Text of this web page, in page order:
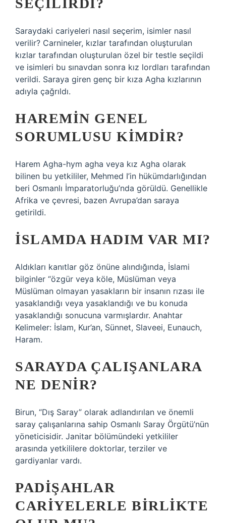
SEÇILIRDI?
Saraydaki cariyeleri nasıl seçerim, isimler nasıl
verilir? Carnineler, kızlar tarafından oluşturulan
kızlar tarafından oluşturulan özel bir testle seçildi
ve isimleri bu sınavdan sonra kız lordları tarafından
verildi. Saraya giren genç bir kıza Agha kızlarının
adıyla çağrıldı.
HAREMIN GENEL
SORUMLUSU KIMDIR?
Harem Agha-hym agha veya kız Agha olarak
bilinen bu yetkililer, Mehmed I’in hükümdarlığından
beri Osmanlı İmparatorluğu’nda görüldü. Genellikle
Afrika ve çevresi, bazen Avrupa’dan saraya
getirildi.
İSLAMDA HADIM VAR MI?
Aldıkları kanıtlar göz önüne alındığında, İslami
bilginler “özgür veya köle, Müslüman veya
Müslüman olmayan yasakların bir insanın rızası ile
yasaklandığı veya yasaklandığı ve bu konuda
yasaklandığı sonucuna varmışlardır. Anahtar
Kelimeler: İslam, Kur’an, Sünnet, Slaveei, Eunauch,
Haram.
SARAYDA ÇALIŞANLARA
NE DENIR?
Birun, “Dış Saray” olarak adlandırılan ve önemli
saray çalışanlarına sahip Osmanlı Saray Örgütü’nün
yöneticisidir. Janitar bölümündeki yetkililer
arasında yetkililere doktorlar, terziler ve
gardiyanlar vardı.
PADIŞAHLAR
CARIYELERLE BIRLIKTE